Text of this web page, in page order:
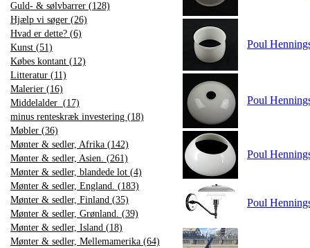
Guld- & sølvbarrer (128)
Hjælp vi søger (26)
Hvad er dette? (6)
Kunst (51)
Købes kontant (12)
Litteratur (11)
Malerier (16)
Middelalder (17)
minus renteskræk investering (18)
Møbler (36)
Mønter & sedler, Afrika (142)
Mønter & sedler, Asien. (261)
Mønter & sedler, blandede lot (4)
Mønter & sedler, England. (183)
Mønter & sedler, Finland (35)
Mønter & sedler, Grønland. (39)
Mønter & sedler, Island (18)
Mønter & sedler, Mellemamerika (64)
Poul
Poul
Poul
Poul